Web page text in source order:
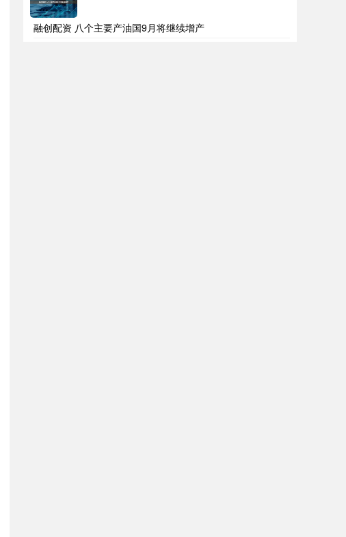
融创配资 八个主要产油国9月将继续增产